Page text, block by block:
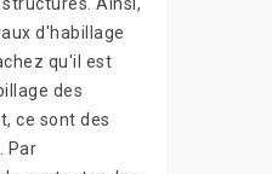
d'habillage
qu'il est
des
ce sont des
Par